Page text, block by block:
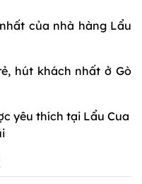
của nhà hàng Lẩu
yêu thích tại Lẩu Cua